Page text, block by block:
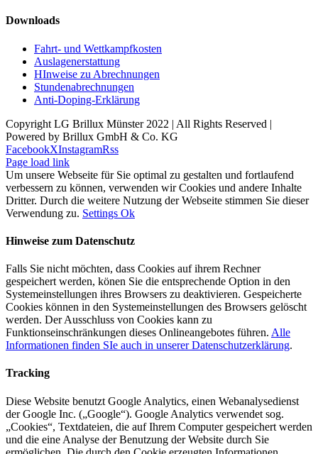
Downloads
Fahrt- und Wettkampfkosten
Auslagenerstattung
HInweise zu Abrechnungen
Stundenabrechnungen
Anti-Doping-Erklärung
Copyright LG Brillux Münster 2022 | All Rights Reserved |
Powered by Brillux GmbH & Co. KG
FacebookXInstagramRss
Page load link
Um unsere Webseite für Sie optimal zu gestalten und fortlaufend
verbessern zu können, verwenden wir Cookies und andere Inhalte
Dritter. Durch die weitere Nutzung der Webseite stimmen Sie dieser
Verwendung zu. Settings Ok
Hinweise zum Datenschutz
Falls Sie nicht möchten, dass Cookies auf ihrem Rechner
gespeichert werden, könen Sie die entsprechende Option in den
Systemeinstellungen ihres Browsers zu deaktivieren. Gespeicherte
Cookies können in den Systemeinstellungen des Browsers gelöscht
werden. Der Ausschluss von Cookies kann zu
Funktionseinschränkungen dieses Onlineangebotes führen. Alle
Informationen finden SIe auch in unserer Datenschutzerklärung.
Tracking
Diese Website benutzt Google Analytics, einen Webanalysedienst
der Google Inc. („Google“). Google Analytics verwendet sog.
„Cookies“, Textdateien, die auf Ihrem Computer gespeichert werden
und die eine Analyse der Benutzung der Website durch Sie